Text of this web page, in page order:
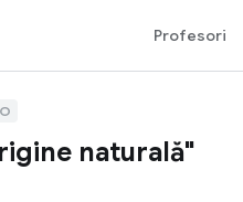
Profesori
naturală"